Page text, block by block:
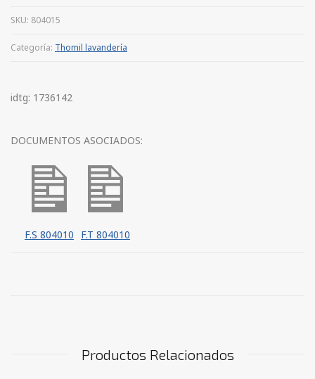
SKU: 804015
Categoría: Thomil lavandería
idtg: 1736142
DOCUMENTOS ASOCIADOS:
F.S 804010 F.T 804010
Productos Relacionados